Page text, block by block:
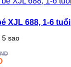
XJL 688, 1-6 tuổi
5 sao